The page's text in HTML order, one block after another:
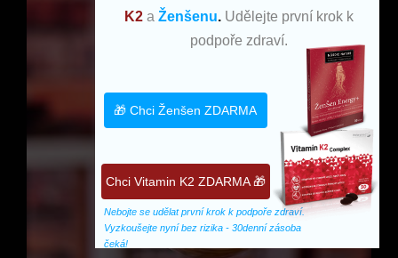
K2 aŽenšenu. Udělejte první krok k
podpoře zdraví.
Nebojte se udělat první krok k podpoře zdraví.
Vyzkoušejte nyní bez rizika - 30denní zásoba
čeká!
Chci Vitamin K2 ZDARMA 🎁
🎁 Chci Ženšen ZDARMA